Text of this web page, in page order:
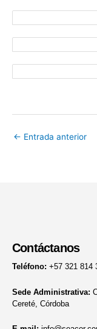
← Entrada anterior
Contáctanos
Teléfono: +57 321 814
Sede Administrativa:
Cereté, Córdoba